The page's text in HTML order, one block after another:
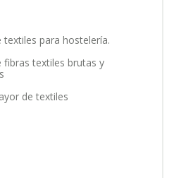
para hostelería.
textiles brutas y
de textiles